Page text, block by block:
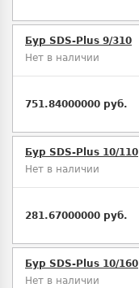
Бур SDS-Plus 9/310
Нет в наличии
751.84000000 руб.
Бур SDS-Plus 10/110
Нет в наличии
281.67000000 руб.
Бур SDS-Plus 10/160
Нет в наличии